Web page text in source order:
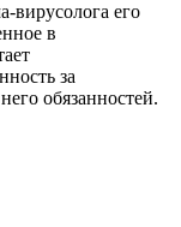
вирусолога его
в
за
обязанностей.